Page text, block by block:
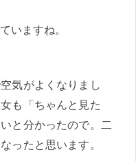
いますね。
気がよくなりまし
も「ちゃんと見た
と分かったので。二
ったと思います。